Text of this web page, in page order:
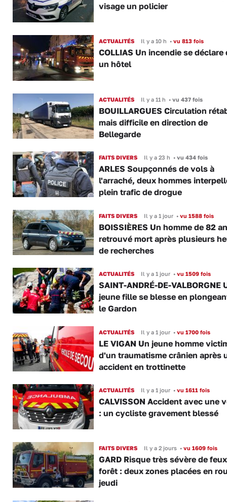
visage un policier
ACTUALITÉS Il y a 10 h •vu 813 fois
COLLIAS Un incendie se déclare
un hôtel
ACTUALITÉS Il y a 11 h •vu 437 fois
BOUILLARGUES Circulation
mais difficile en direction de
Bellegarde
FAITS DIVERS Il y a 23 h •vu 434 fois
ARLES Soupçonnés de vols à
l'arraché, deux hommes
plein trafic de drogue
FAITS DIVERS Il y a 1 jour •vu 1588 fois
BOISSIÈRES Un homme de 82
retrouvé mort après plusieurs
de recherches
ACTUALITÉS Il y a 1 jour •vu 1509 fois
SAINT-ANDRÉ-DE-VALBORGNE
jeune fille se blesse en
le Gardon
ACTUALITÉS Il y a 1 jour •vu 1700 fois
LE VIGAN Un jeune homme
d'un traumatisme crânien après
accident en trottinette
ACTUALITÉS Il y a 1 jour •vu 1611 fois
CALVISSON Accident avec une
: un cycliste gravement blessé
FAITS DIVERS Il y a 2 jours •vu 1609 fois
GARD Risque très sévère de
forêt : deux zones placées en
jeudi